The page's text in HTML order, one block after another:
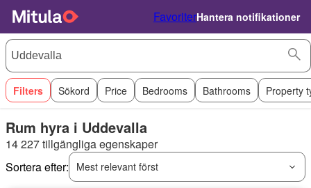
FavoriterHantera notifikationer
Filters Sökord Price Bedrooms Bathrooms Property
Rum hyra i Uddevalla
14 227 tillgängliga egenskaper
Sortera efter:
Mest relevant först